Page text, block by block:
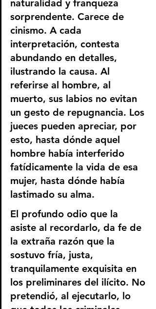
naturalidad y franqueza
sorprendente. Carece de
cinismo. A cada
interpretación, contesta
abundando en detalles,
ilustrando la causa. Al
referirse al hombre, al
muerto, sus labios no evitan
un gesto de repugnancia. Los
jueces pueden apreciar, por
esto, hasta dónde aquel
hombre había interferido
fatídicamente la vida de esa
mujer, hasta dónde había
lastimado su alma.
El profundo odio que la
asiste al recordarlo, da fe de
la extraña razón que la
sostuvo fría, justa,
tranquilamente exquisita en
los preliminares del ilícito. No
pretendió, al ejecutarlo, lo